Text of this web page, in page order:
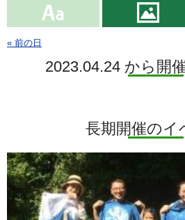
« 前の日
2023.04.24 から開
長期開催のイ